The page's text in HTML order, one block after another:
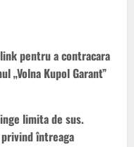
pentru a contracara
„Volna Kupol Garant”
limita de sus.
întreaga